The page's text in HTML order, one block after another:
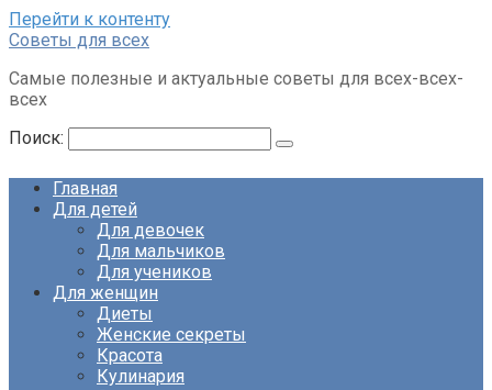
Перейти к контенту
Советы для всех
Самые полезные и актуальные советы для всех-всех-
всех
Поиск:
Главная
Для детей
Для девочек
Для мальчиков
Для учеников
Для женщин
Диеты
Женские секреты
Красота
Кулинария